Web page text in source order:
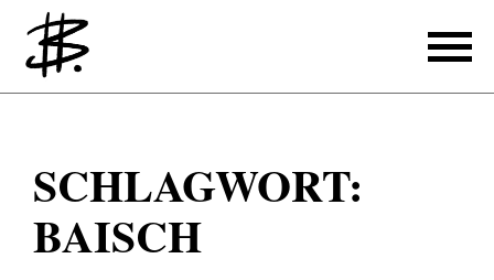
Schreiben
Referenzen
Produzieren
SCHLAGWORT:
BAISCH